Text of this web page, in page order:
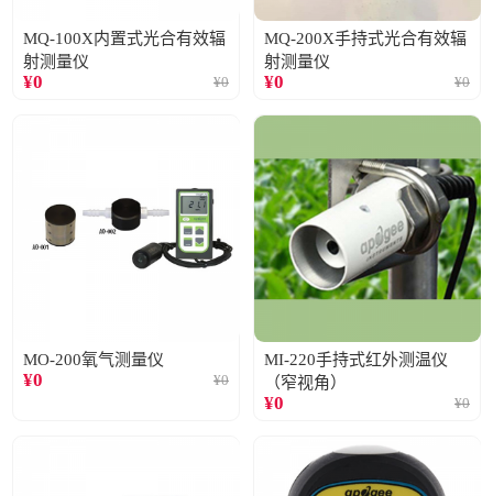
MQ-100X内置式光合有效辐
射测量仪
¥0 ¥0
MQ-200X手持式光合有效辐
射测量仪
¥0 ¥0
MO-200氧气测量仪
¥0 ¥0
MI-220手持式红外测温仪
（窄视角）
¥0 ¥0